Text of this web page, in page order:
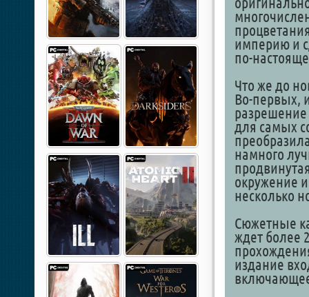
империю и
по-
Что же до
Во-первых,
разрешение
для самых
намного
окружение
несколько
Сюжетные
ждет более
издание